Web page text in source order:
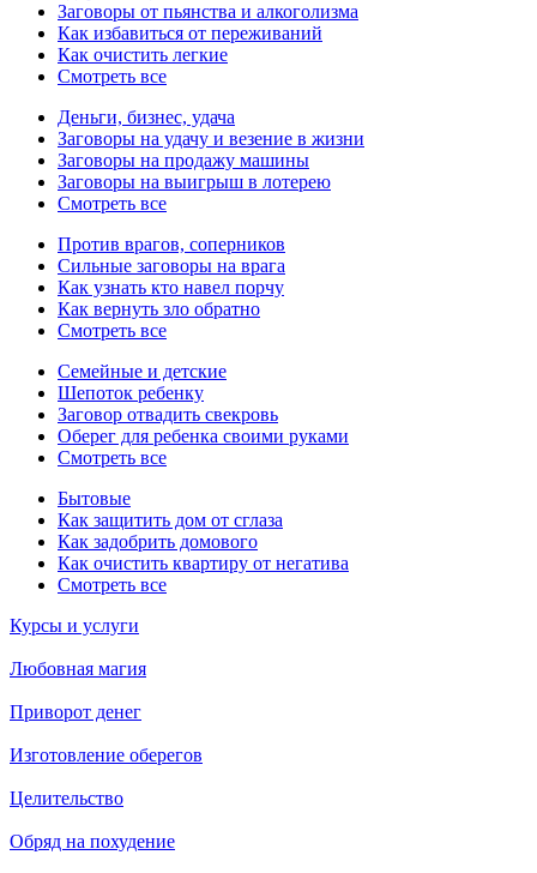
Заговоры от пьянства и алкоголизма
Как избавиться от переживаний
Как очистить легкие
Смотреть все
Деньги, бизнес, удача
Заговоры на удачу и везение в жизни
Заговоры на продажу машины
Заговоры на выигрыш в лотерею
Смотреть все
Против врагов, соперников
Сильные заговоры на врага
Как узнать кто навел порчу
Как вернуть зло обратно
Смотреть все
Семейные и детские
Шепоток ребенку
Заговор отвадить свекровь
Оберег для ребенка своими руками
Смотреть все
Бытовые
Как защитить дом от сглаза
Как задобрить домового
Как очистить квартиру от негатива
Смотреть все
Курсы и услуги
Любовная магия
Приворот денег
Изготовление оберегов
Целительство
Обряд на похудение